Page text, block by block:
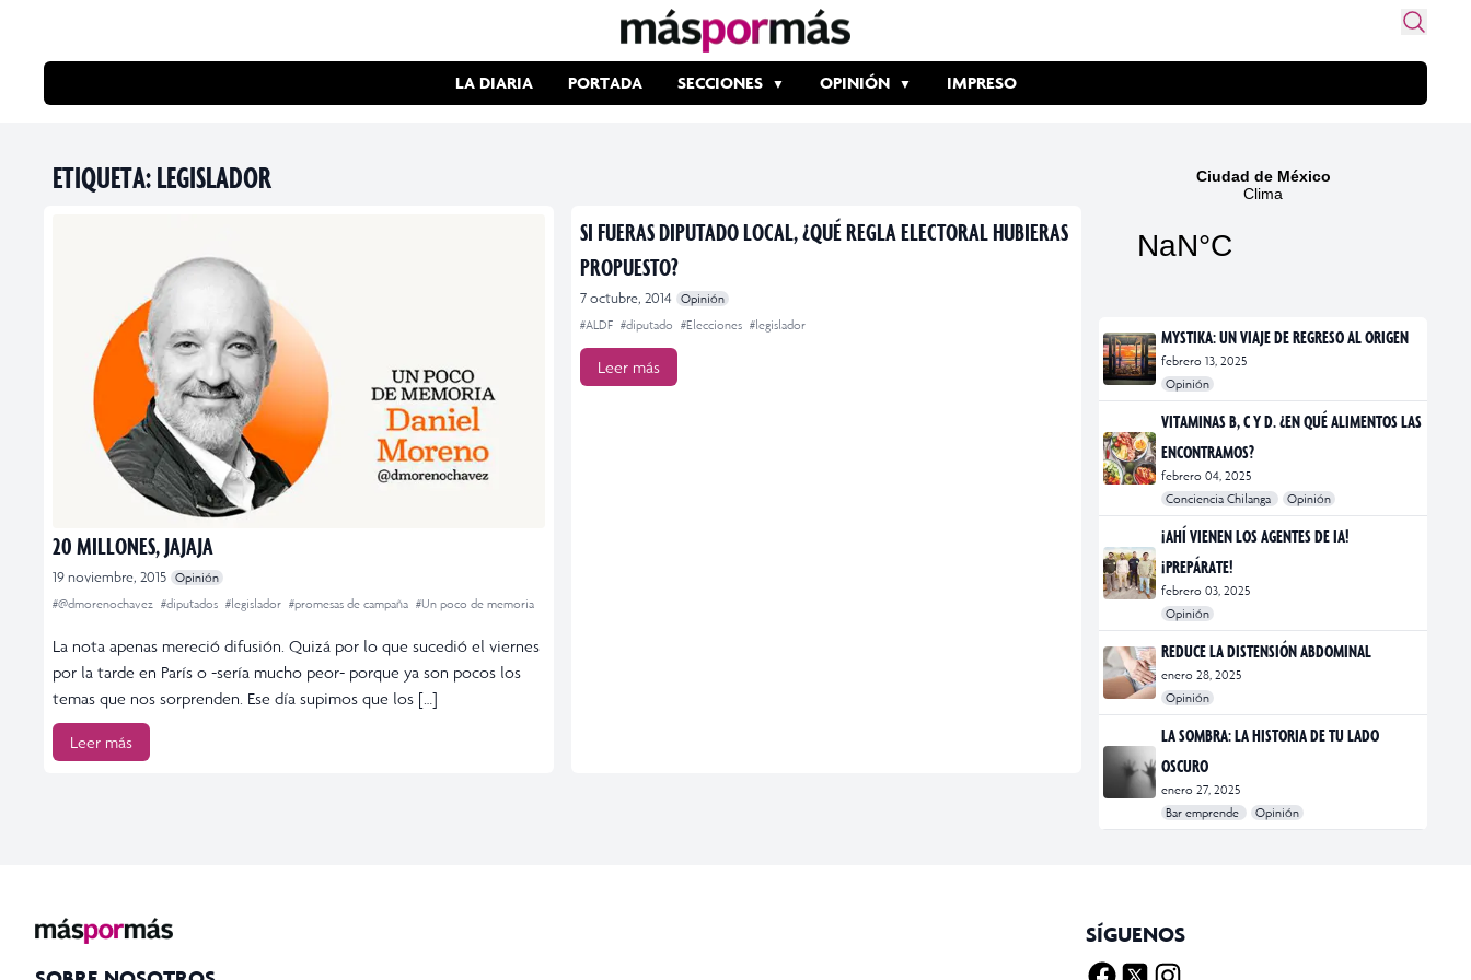
LA DIARIA PORTADA SECCIONES OPINIÓN IMPRESO
ETIQUETA:LEGISLADOR
20 MILLONES, JAJAJA
19 noviembre, 2015 Opinión
#@dmorenochavez #diputados #legislador #promesas de campaña #Un poco de memoria
La nota apenas mereció difusión. Quizá por lo que sucedió el viernes
por la tarde en París o -sería mucho peor- porque ya son pocos los
temas que nos sorprenden. Ese día supimos que los […]
Leer más
SI FUERAS DIPUTADO LOCAL, ¿QUÉ REGLA ELECTORAL HUBIERAS
PROPUESTO?
7 octubre, 2014
Opinión
#ALDF #diputado #Elecciones #legislador
Leer más
MYSTIKA: UN VIAJE DE REGRESO AL ORIGEN
febrero 13, 2025
Opinión
#exposiciones
#fotografía
VITAMINAS B, C Y D. ¿EN QUÉ ALIMENTOS LAS
ENCONTRAMOS?
febrero 04, 2025
Conciencia Chilanga
Opinión
#bienestar
#Opinión
#Principal
¡AHÍ VIENEN LOS AGENTES DE IA!
¡PREPÁRATE!
febrero 03, 2025
Opinión
#Bar Emprende
#Opinión
#Principal
REDUCE LA DISTENSIÓN ABDOMINAL
enero 28, 2025
Opinión
#bienestar
#Opinión
#Principal
#Salud
LA SOMBRA: LA HISTORIA DE TU LADO
OSCURO
enero 27, 2025
Bar emprende
Opinión
#Bar Emprende
#CDMX
#marketing
SÍGUENOS